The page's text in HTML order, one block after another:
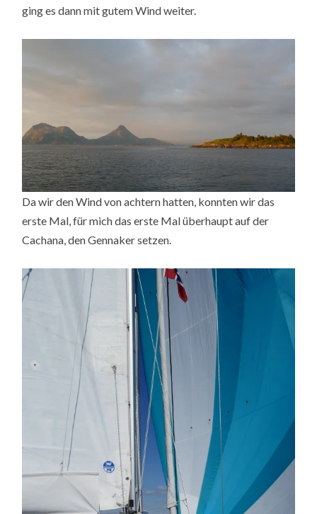
ging es dann mit gutem Wind weiter.
Da wir den Wind von achtern hatten, konnten wir das
erste Mal, für mich das erste Mal überhaupt auf der
Cachana, den Gennaker setzen.